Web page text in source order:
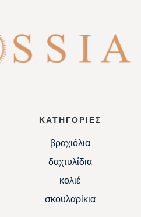
ΚΑΤΗΓΟΡΙΕΣ
βραχιόλια
δαχτυλίδια
κολιέ
σκουλαρίκια